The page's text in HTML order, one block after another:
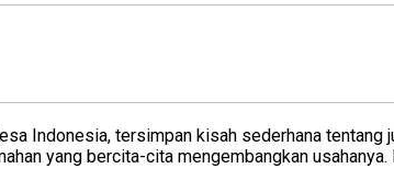
Indonesia, tersimpan kisah sederhana
yang bercita-cita mengembangkan